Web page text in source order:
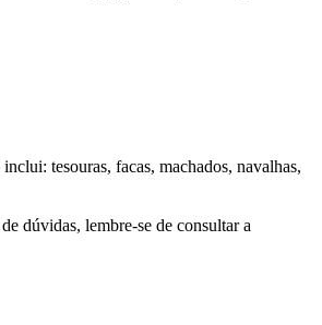
inclui: tesouras, facas, machados, navalhas,
dúvidas, lembre-se de consultar a